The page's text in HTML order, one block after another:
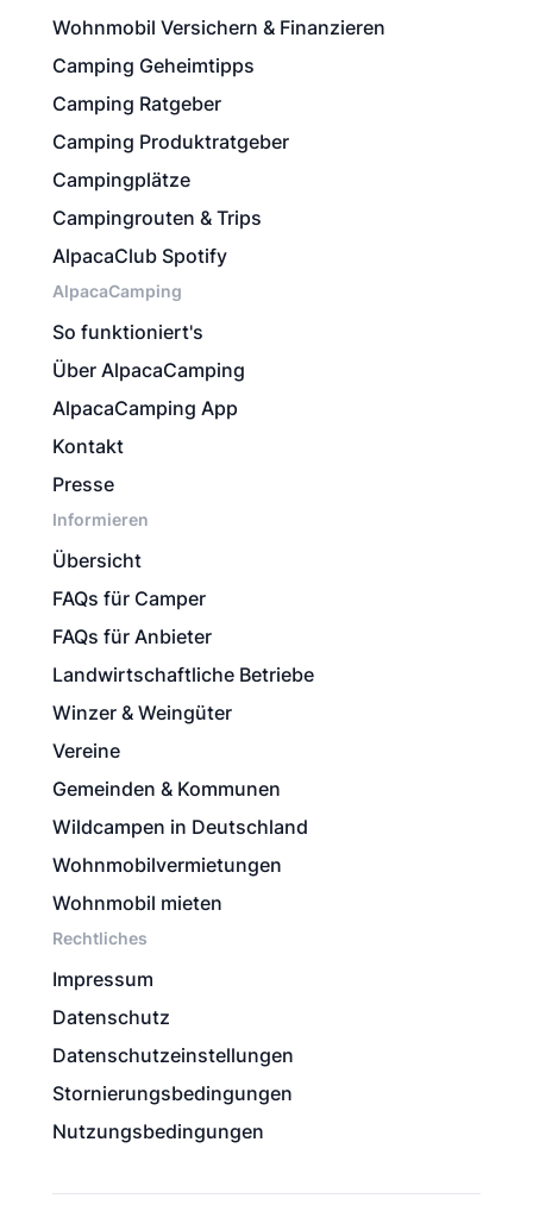
Wohnmobil Versichern & Finanzieren
Camping Geheimtipps
Camping Ratgeber
Camping Produktratgeber
Campingplätze
Campingrouten & Trips
AlpacaClub Spotify
AlpacaCamping
So funktioniert's
Über AlpacaCamping
AlpacaCamping App
Kontakt
Presse
Informieren
Übersicht
FAQs für Camper
FAQs für Anbieter
Landwirtschaftliche Betriebe
Winzer & Weingüter
Vereine
Gemeinden & Kommunen
Wildcampen in Deutschland
Wohnmobilvermietungen
Wohnmobil mieten
Rechtliches
Impressum
Datenschutz
Datenschutzeinstellungen
Stornierungsbedingungen
Nutzungsbedingungen